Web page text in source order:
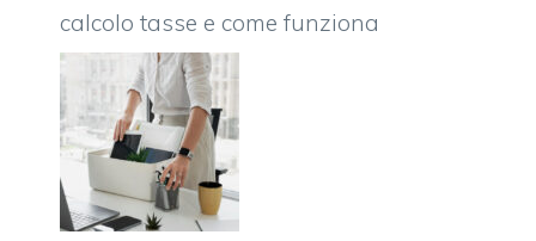
calcolo tasse e come funziona